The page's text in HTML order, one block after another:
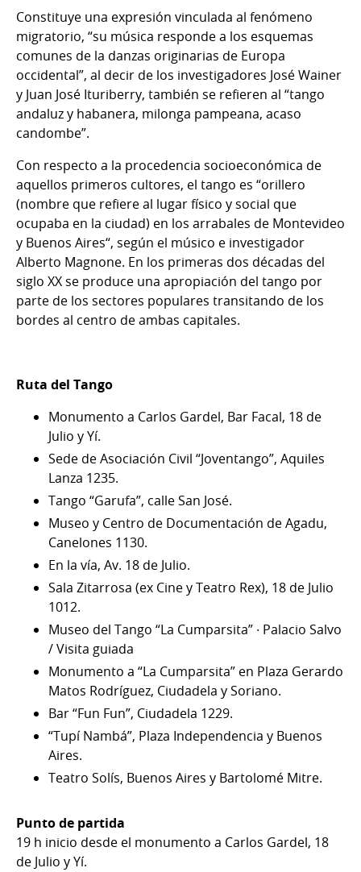
Constituye una expresión vinculada al fenómeno
migratorio, “su música responde a los esquemas
comunes de la danzas originarias de Europa
occidental”, al decir de los investigadores José Wainer
y Juan José Ituriberry, también se refieren al “tango
andaluz y habanera, milonga pampeana, acaso
candombe”.
Con respecto a la procedencia socioeconómica de
aquellos primeros cultores, el tango es “orillero
(nombre que refiere al lugar físico y social que
ocupaba en la ciudad) en los arrabales de Montevideo
y Buenos Aires“, según el músico e investigador
Alberto Magnone. En los primeras dos décadas del
siglo XX se produce una apropiación del tango por
parte de los sectores populares transitando de los
bordes al centro de ambas capitales.
Ruta del Tango
Monumento a Carlos Gardel, Bar Facal, 18 de
Julio y Yí.
Sede de Asociación Civil “Joventango”, Aquiles
Lanza 1235.
Tango “Garufa”, calle San José.
Museo y Centro de Documentación de Agadu,
Canelones 1130.
En la vía, Av. 18 de Julio.
Sala Zitarrosa (ex Cine y Teatro Rex), 18 de Julio
1012.
Museo del Tango “La Cumparsita” · Palacio Salvo
/ Visita guiada
Monumento a “La Cumparsita” en Plaza Gerardo
Matos Rodríguez, Ciudadela y Soriano.
Bar “Fun Fun”, Ciudadela 1229.
“Tupí Nambá”, Plaza Independencia y Buenos
Aires.
Teatro Solís, Buenos Aires y Bartolomé Mitre.
Punto de partida
19 h inicio desde el monumento a Carlos Gardel, 18
de Julio y Yí.